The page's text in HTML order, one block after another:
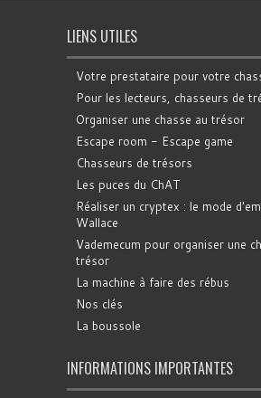
LIENS UTILES
Votre prestataire pour votre
Pour les lecteurs, chasseurs de
Organiser une chasse au trésor
Escape room - Escape game
Chasseurs de trésors
Les puces du ChAT
Réaliser un cryptex : le mode
Wallace
Vademecum pour organiser une
trésor
La machine à faire des rébus
Nos clés
La boussole
INFORMATIONS IMPORTANTES